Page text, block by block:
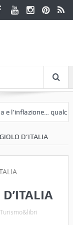
l’inflazione… qualche
D’ITALIA
Turismo&libri